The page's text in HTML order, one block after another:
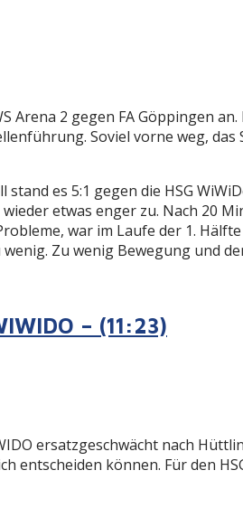
2 gegen FA Göppingen
Soviel vorne weg,
es 5:1 gegen die HSG
etwas enger zu. Nach 20
war im Laufe der 1.
Zu wenig Bewegung und
– (11:23)
ersatzgeschwächt nach
können. Für den